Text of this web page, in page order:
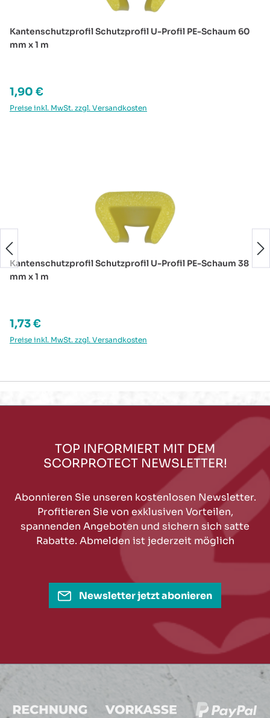
Kantenschutzprofil Schutzprofil U-Profil PE-Schaum 60
mm x 1 m
Regulärer Preis:
1,90 €
Preise inkl. MwSt. zzgl. Versandkosten
Kantenschutzprofil Schutzprofil U-Profil PE-Schaum 38
mm x 1 m
Regulärer Preis:
1,73 €
Preise inkl. MwSt. zzgl. Versandkosten
TOP INFORMIERT MIT DEM
SCORPROTECT NEWSLETTER!
Abonnieren Sie unseren kostenlosen Newsletter.
Profitieren Sie von exklusiven Vorteilen,
spannenden Angeboten und sichern sich satte
Rabatte. Abmelden ist jederzeit möglich
Newsletter jetzt abonieren